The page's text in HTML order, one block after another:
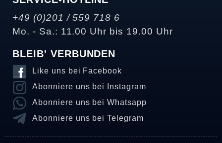
+49 (0)201 / 559 718 6
Mo. - Sa.: 11.00 Uhr bis 19.00 Uhr
BLEIB' VERBUNDEN
Like uns bei Facebook
Abonniere uns bei Instagram
Abonniere uns bei Whatsapp
Abonniere uns bei Telegram